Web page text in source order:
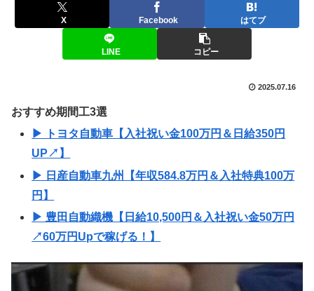
X Facebook はてブ
LINE コピー
2025.07.16
おすすめ期間工3選
▶ トヨタ自動車【入社祝い金100万円＆日給350円
UP↗】
▶ 日産自動車九州【年収584.8万円＆入社特典100万
円】
▶ 豊田自動織機【日給10,500円＆入社祝い金50万円
↗60万円Upで稼げる！】
動